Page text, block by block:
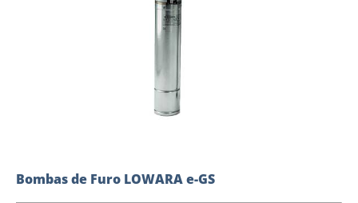
Bombas de Furo LOWARA e-GS